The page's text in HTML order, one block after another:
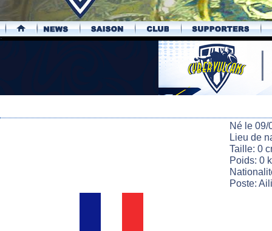
.
Né le 09/
Lieu de
Taille: 0
Poids: 0
Poste: